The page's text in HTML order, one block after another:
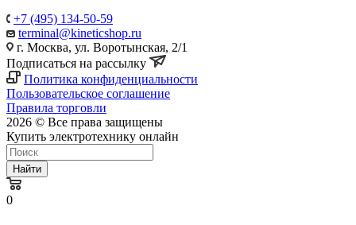
+7 (495) 134-50-59
terminal@kineticshop.ru
г. Москва, ул. Воротынская, 2/1
Подписаться на рассылку
Политика конфиденциальности
Пользовательское соглашение
Правила торговли
2026 © Все права защищены
Купить электротехнику онлайн
Найти
0